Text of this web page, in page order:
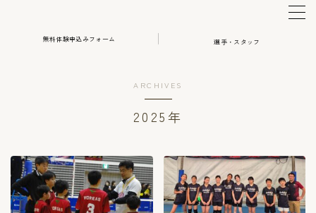
体験・アカデミー申込み
HOME
無料体験申込みフォーム 選手・スタッフ
ARCHIVES
2025年